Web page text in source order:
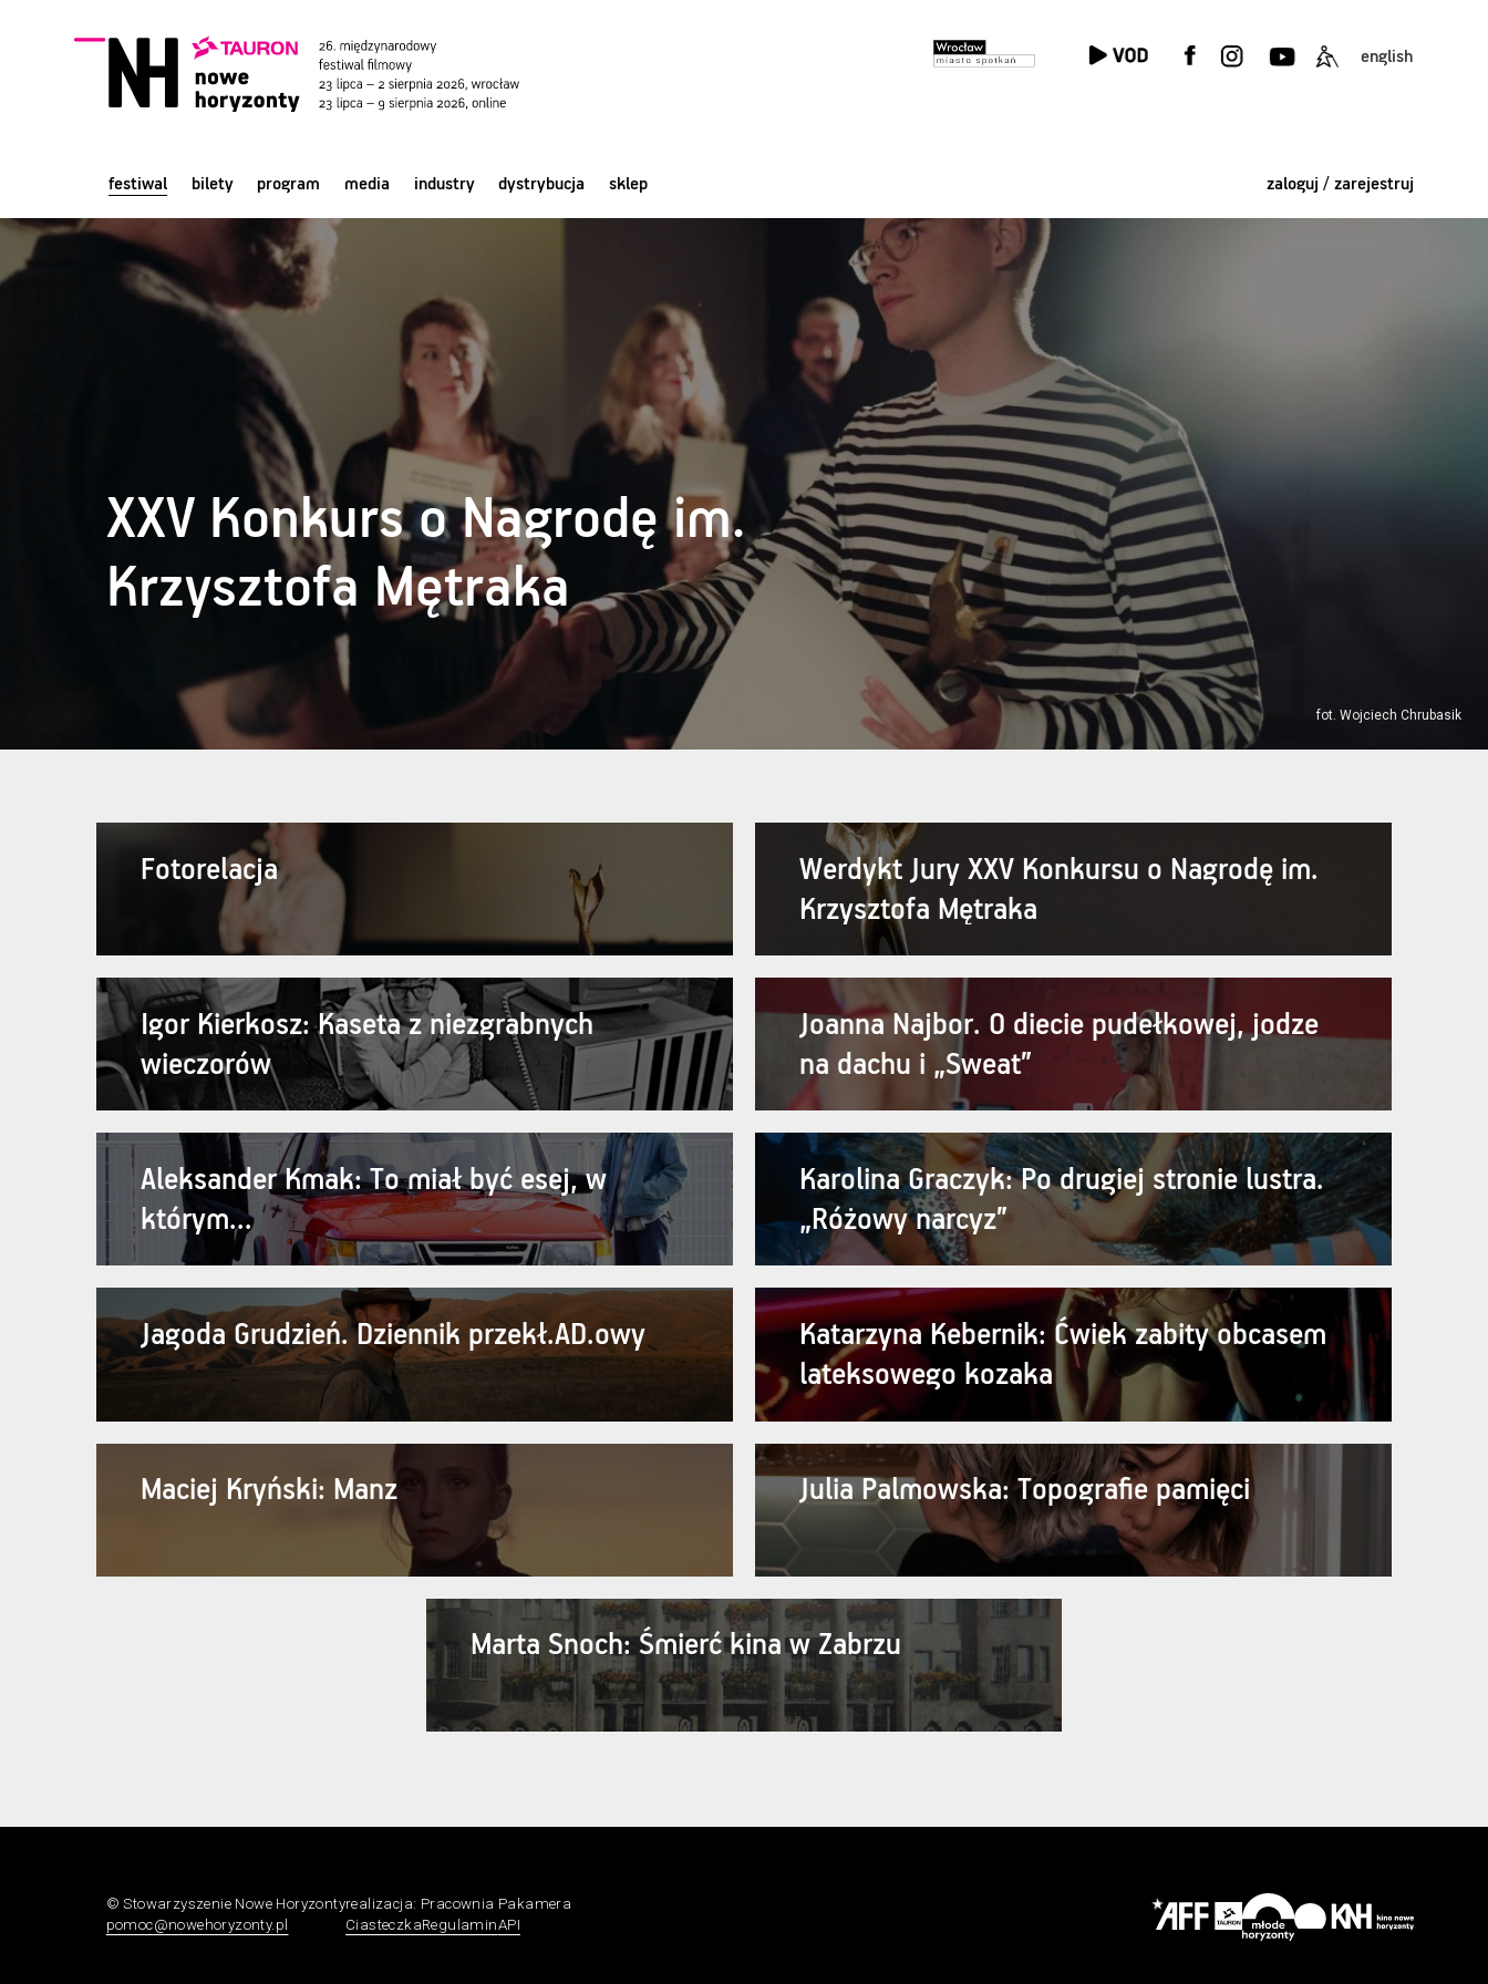
english
festiwal bilety program media industry dystrybucja sklep zaloguj / zarejestruj
fot. Wojciech Chrubasik
XXV Konkurs o Nagrodę im.
Krzysztofa Mętraka
Fotorelacja
Werdykt Jury XXV Konkursu o Nagrodę im.
Krzysztofa Mętraka
Igor Kierkosz: Kaseta z niezgrabnych
wieczorów
Joanna Najbor. O diecie pudełkowej, jodze
na dachu i „Sweat”
Aleksander Kmak: To miał być esej, w
którym...
Karolina Graczyk: Po drugiej stronie lustra.
„Różowy narcyz”
Jagoda Grudzień. Dziennik przekł.AD.owy
Katarzyna Kebernik: Ćwiek zabity obcasem
lateksowego kozaka
Maciej Kryński: Manz Julia Palmowska: Topografie pamięci
Marta Snoch: Śmierć kina w Zabrzu
© Stowarzyszenie Nowe Horyzonty
pomoc@nowehoryzonty.pl
realizacja: Pracownia Pakamera
CiasteczkaRegulaminAPI